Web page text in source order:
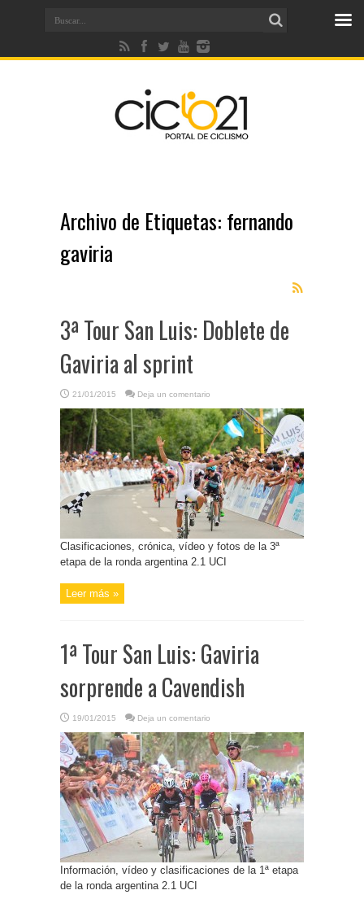
Archivo de Etiquetas: fernando
gaviria
3ª Tour San Luis: Doblete de
Gaviria al sprint
21/01/2015 Deja un comentario
Clasificaciones, crónica, vídeo y fotos de la 3ª
etapa de la ronda argentina 2.1 UCI
Leer más »
1ª Tour San Luis: Gaviria
sorprende a Cavendish
19/01/2015 Deja un comentario
Información, vídeo y clasificaciones de la 1ª etapa
de la ronda argentina 2.1 UCI